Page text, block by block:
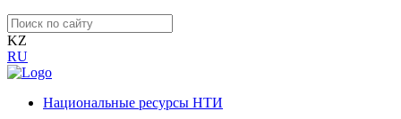
KZ
RU
Национальные ресурсы НТИ